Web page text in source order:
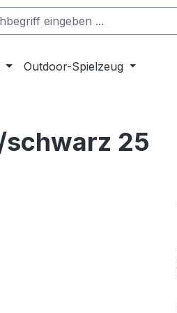
Outdoor-Spielzeug
schwarz 25